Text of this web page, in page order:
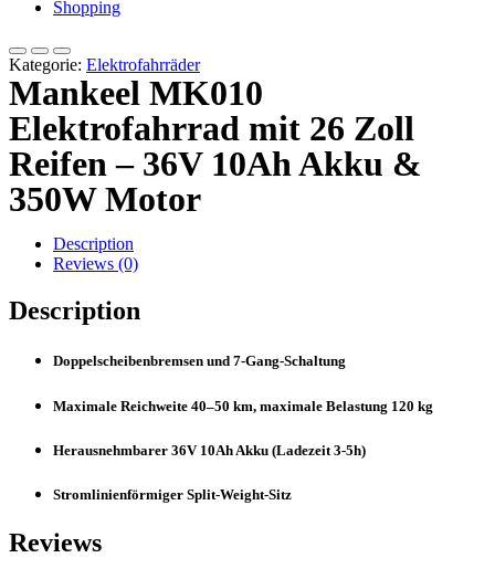
Shopping
Kategorie: Elektrofahrräder
Mankeel MK010
Elektrofahrrad mit 26 Zoll
Reifen – 36V 10Ah Akku &
350W Motor
Description
Reviews (0)
Description
Doppelscheibenbremsen und 7-Gang-Schaltung
Maximale Reichweite 40–50 km, maximale Belastung 120 kg
Herausnehmbarer 36V 10Ah Akku (Ladezeit 3-5h)
Stromlinienförmiger Split-Weight-Sitz
Reviews